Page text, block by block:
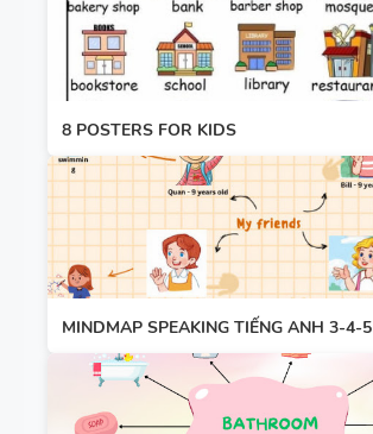
8 POSTERS FOR KIDS
MINDMAP SPEAKING TIẾNG ANH 3-4-5